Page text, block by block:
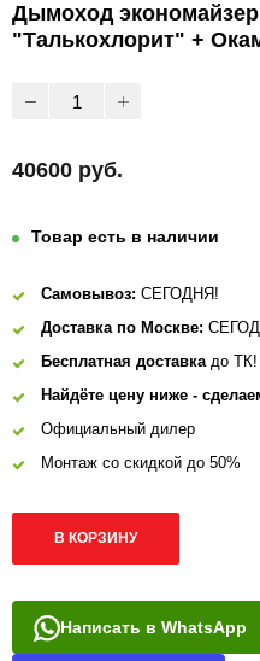
Дымоход
"Талькохлорит" +
40600 руб.
Товар есть в наличии
Самовывоз: СЕГОДНЯ!
Доставка по Москве:
Бесплатная доставкадо ТК!
Найдёте цену ниже -
Официальный дилер
Монтаж со скидкой до 50%
В КОРЗИНУ
Написать в WhatsApp